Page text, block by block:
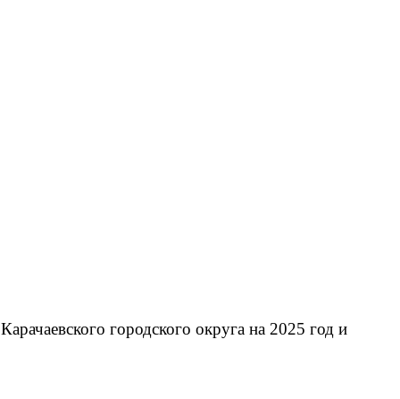
городского округа на 2025 год и